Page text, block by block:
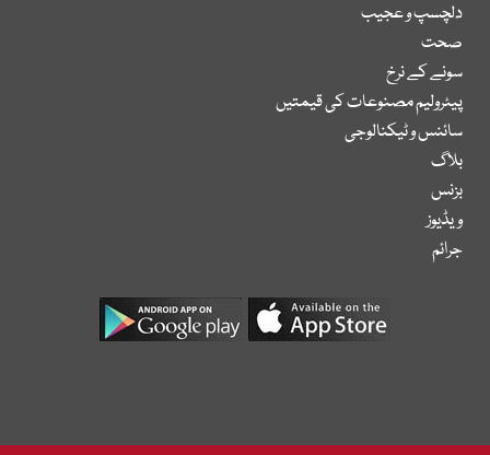
دلچسپ و عجیب
صحت
سونے کے نرخ
پیٹرولیم مصنوعات کی قیمتیں
سائنس و ٹیکنالوجی
بلاگ
بزنس
ویڈیوز
جرائم